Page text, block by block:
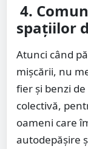
4.
spațiilor
Atunci când
mișcării, nu
fier și benzi
colectivă,
oameni care
autodepășire